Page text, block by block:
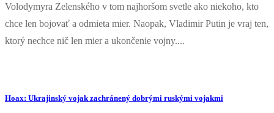
Volodymyra Zelenského v tom najhoršom svetle ako niekoho, kto
chce len bojovať a odmieta mier. Naopak, Vladimir Putin je vraj ten,
ktorý nechce nič len mier a ukončenie vojny....
Hoax: Ukrajinský vojak zachránený dobrými ruskými vojakmi